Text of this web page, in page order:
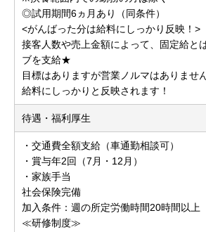
◎試用期間6ヵ月あり（同条件）
<がんばった分は給料にしっかり反映！>
接客人数や売上金額によって、固定給と
ブを支給★
目標はありますが営業ノルマはありませ
給料にしっかりと反映されます！
待遇・福利厚生
・交通費全額支給（車通勤相談可）
・賞与年2回（7月・12月）
・家族手当
社会保険完備
加入条件：週の所定労働時間20時間以上
≪研修制度≫